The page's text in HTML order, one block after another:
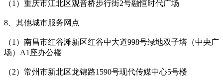
（1）重庆市江北区观音桥步行街2号融恒时代广场
8、其他城市服务网点
（1）南昌市红谷滩新区红谷中大道998号绿地双子塔（中央广
场）A1座办公楼
（2）常州市新北区龙锦路1590号现代传媒中心5号楼